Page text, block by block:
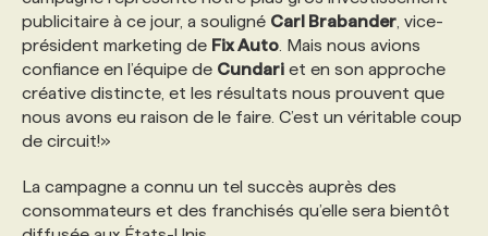
publicitaire à ce jour, a souligné Carl Brabander , vice-
président marketing de Fix Auto . Mais nous avions
confiance en l’équipe de Cundari et en son approche
créative distincte, et les résultats nous prouvent que
nous avons eu raison de le faire. C’est un véritable coup
de circuit!»
La campagne a connu un tel succès auprès des
consommateurs et des franchisés qu’elle sera bientôt